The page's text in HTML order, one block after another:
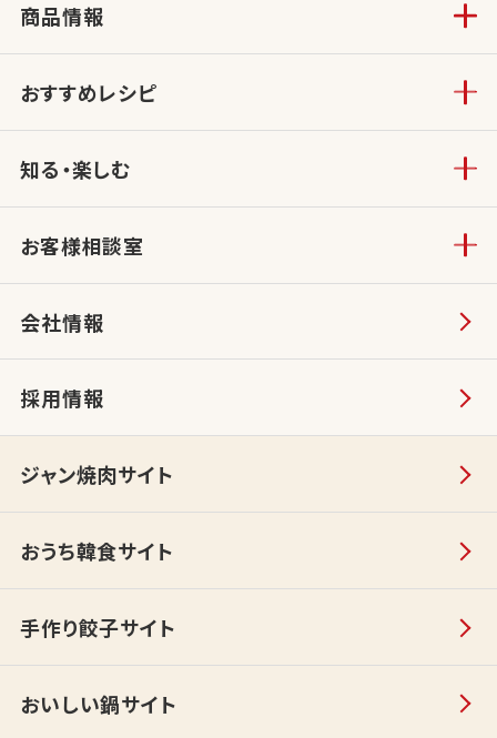
商品情報
おすすめレシピ
知る・楽しむ
お客様相談室
会社情報
採用情報
ジャン焼肉サイト
おうち韓食サイト
手作り餃子サイト
おいしい鍋サイト